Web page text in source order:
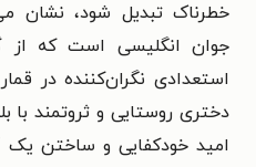
خطرناک تبدیل شود،
جوان انگلیسی است که
استعدادی نگران‌کننده در
دختری روستایی و ثروتمند با
امید خودکفایی و ساختن